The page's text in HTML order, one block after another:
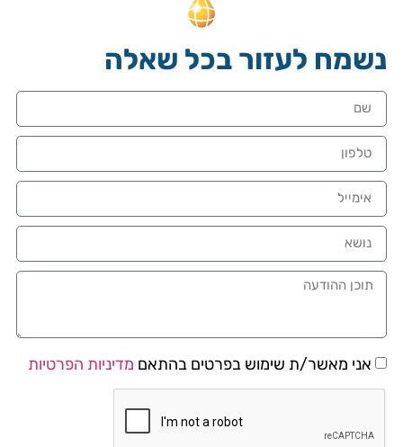
נשמח לעזור בכל שאלה
אני מאשר/ת שימוש בפרטים בהתאם מדיניות הפרטיות